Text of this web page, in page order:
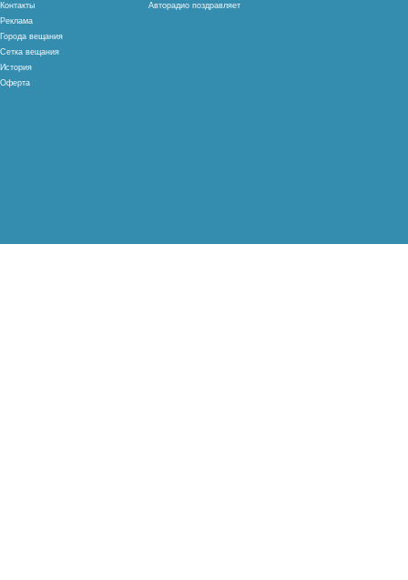
Контакты
Реклама
Города вещания
Сетка вещания
История
Оферта
Авторадио поздравляет